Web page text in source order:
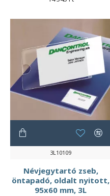
3L10109
Névjegytartó zseb,
öntapadó, oldalt nyitott,
95x60 mm, 3L